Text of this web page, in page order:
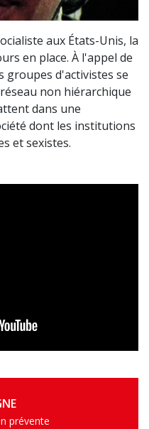
aux États-Unis, la
en place. À l'appel de
groupes d'activistes se
non hiérarchique
dans une
dont les institutions
et sexistes.
prévente